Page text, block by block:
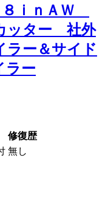
ｉｎＡＷ
ッター 社外
ラー＆サイド
ラー
修復歴
無し